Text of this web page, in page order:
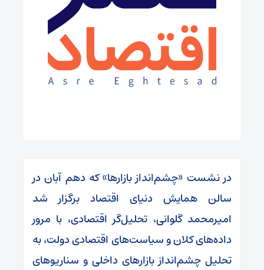
در نشست «چشم‌انداز بازارها» که دهم آبان در
سالن همایش دنیای اقتصاد برگزار شد
امیرمحمد گلوانی، تحلیل‌گر اقتصادی، با مرور
داده‌های کلان و سیاست‌های اقتصادی دولت، به
تحلیل چشم‌انداز بازارهای داخلی و سناریوهای